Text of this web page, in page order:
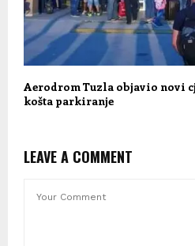
Aerodrom Tuzla objavio novi
košta parkiranje
LEAVE A COMMENT